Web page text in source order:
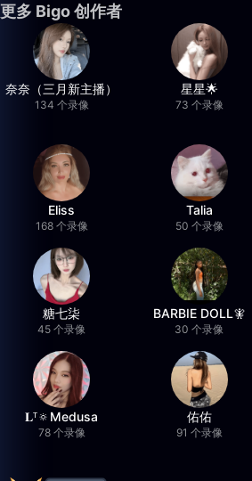
更多 Bigo 创作者
奈奈（三月新主播）
134 个录像
星星🌟
73 个录像
Eliss
168 个录像
Talia
50 个录像
糖七柒
45 个录像
BARBIE DOLL🧚
30 个录像
𝐋ᵀ🔅Medusa
78 个录像
佑佑
91 个录像